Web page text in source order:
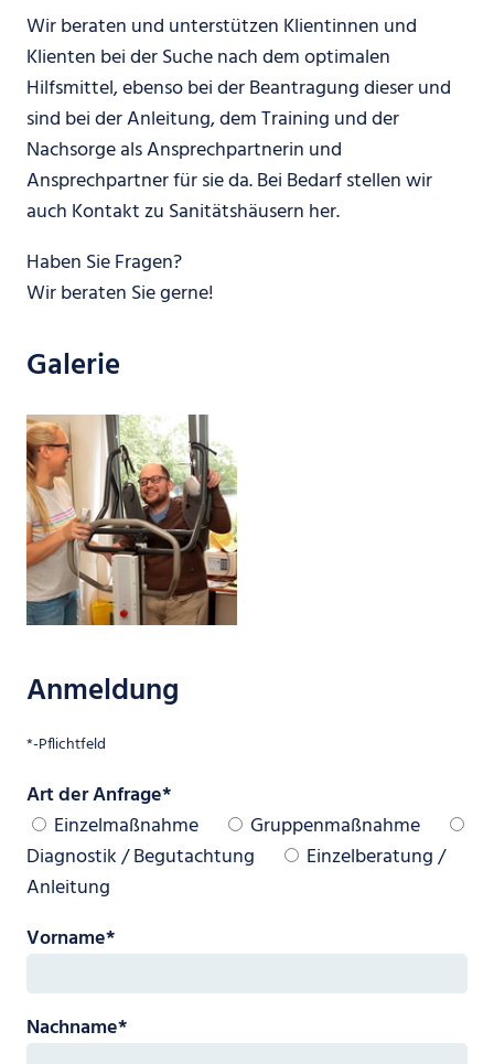
Wir beraten und unterstützen Klientinnen und
Klienten bei der Suche nach dem optimalen
Hilfsmittel, ebenso bei der Beantragung dieser und
sind bei der Anleitung, dem Training und der
Nachsorge als Ansprechpartnerin und
Ansprechpartner für sie da. Bei Bedarf stellen wir
auch Kontakt zu Sanitätshäusern her.
Haben Sie Fragen?
Wir beraten Sie gerne!
Galerie
Anmeldung
*-Pflichtfeld
Pflichtfeld
Art der Anfrage*
Einzelmaßnahme
Gruppenmaßnahme
Diagnostik / Begutachtung
Einzelberatung /
Anleitung
Pflichtfeld
Vorname*
Pflichtfeld
Nachname*